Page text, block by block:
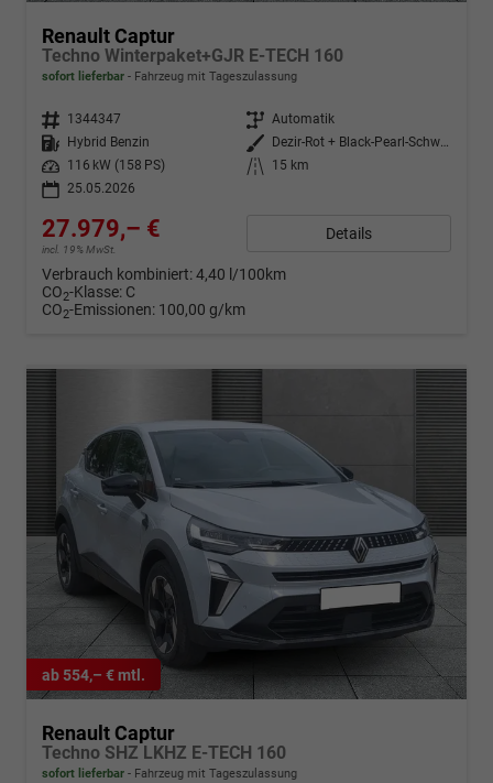
Renault Captur
Techno Winterpaket+GJR E-TECH 160
sofort lieferbar Fahrzeug mit Tageszulassung
Fahrzeugnr. 1344347 Getriebe Automatik
Kraftstoff
Hybrid Benzin Außenfarbe
Dezir-Rot + Black-Pearl-Schwarz
Leistung
116 kW (158 PS) Kilometerstand
15 km
25.05.2026
27.979,– €
incl. 19% MwSt.
Details
Verbrauch kombiniert:4,40 l/100km
CO2-Klasse: C
CO2-Emissionen: 100,00 g/km
ab 554,– € mtl.
Renault Captur
Techno SHZ LKHZ E-TECH 160
sofort lieferbar Fahrzeug mit Tageszulassung